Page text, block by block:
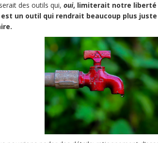
des outils qui, oui, limiterait notre liberté
un outil qui rendrait beaucoup plus